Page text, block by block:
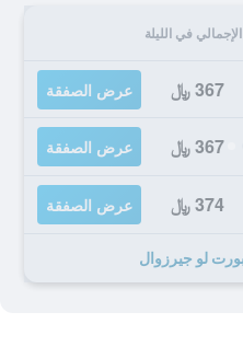
الإجمالي في الليلة
367 ﷼ عرض الصفقة
367 ﷼ عرض الصفقة
374 ﷼ عرض الصفقة